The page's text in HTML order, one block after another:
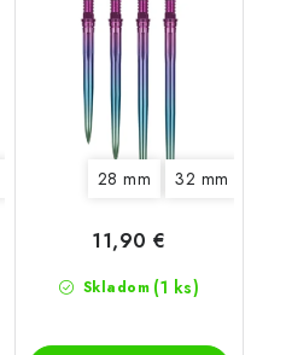
28 mm 32 mm
Skladom (1 ks)
11,90 €